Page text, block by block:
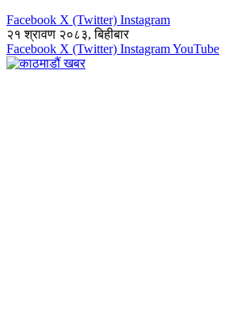
Facebook X (Twitter) Instagram
२१ श्रावण २०८३, बिहीबार
Facebook X (Twitter) InstagramYouTube